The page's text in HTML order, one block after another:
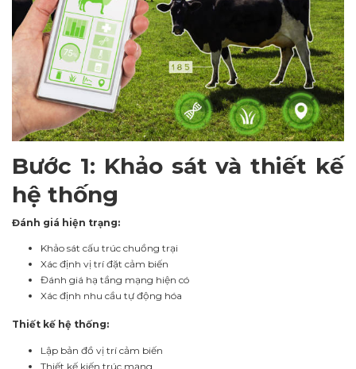
Bước 1: Khảo sát và thiết kế
hệ thống
Đánh giá hiện trạng:
Khảo sát cấu trúc chuồng trại
Xác định vị trí đặt cảm biến
Đánh giá hạ tầng mạng hiện có
Xác định nhu cầu tự động hóa
Thiết kế hệ thống:
Lập bản đồ vị trí cảm biến
Thiết kế kiến trúc mạng